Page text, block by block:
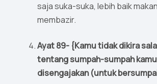
saja suka-suka, lebih baik
membazir.
Ayat 89- {Kamu tidak dikira
tentang sumpah-sumpah
disengajakan (untuk